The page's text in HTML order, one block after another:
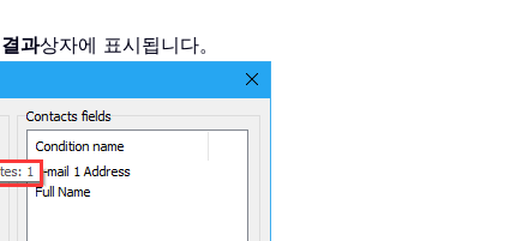
결과상자에 표시됩니다。